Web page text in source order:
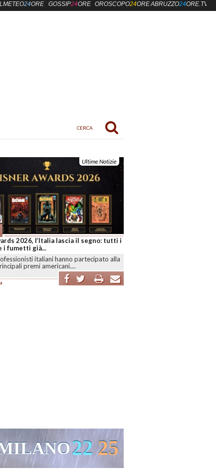
Ultime Notizie
2026, l’Italia lascia il segno: tutti i
i fumetti già...
italiani hanno partecipato alla
premi americani....
22 25
24ORE GOSSIP24ORE OROSCOPO24OREABRUZZO24ORE.TV